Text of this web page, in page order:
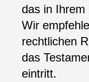
das in Ihrem
Wir
rechtlichen
das
eintritt.